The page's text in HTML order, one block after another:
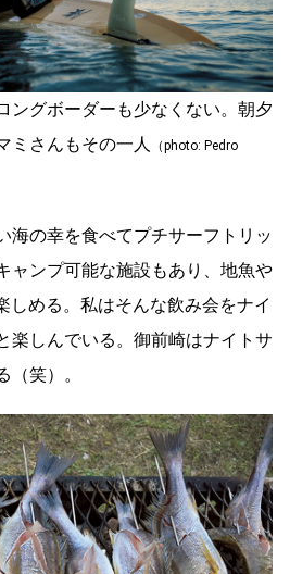
ングボーダーも少なくない。朝夕
ミさんもその一人
（photo: Pedro
海の幸を食べてプチサーフトリッ
ャンプ可能な施設もあり、地魚や
しめる。私はそんな飲み会をナイ
楽しんでいる。御前崎はナイトサ
笑）。